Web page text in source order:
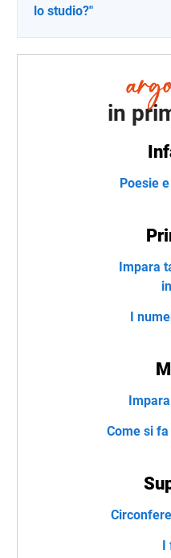
lo studio?"
in
Poesie
Impara
I
Come si
I